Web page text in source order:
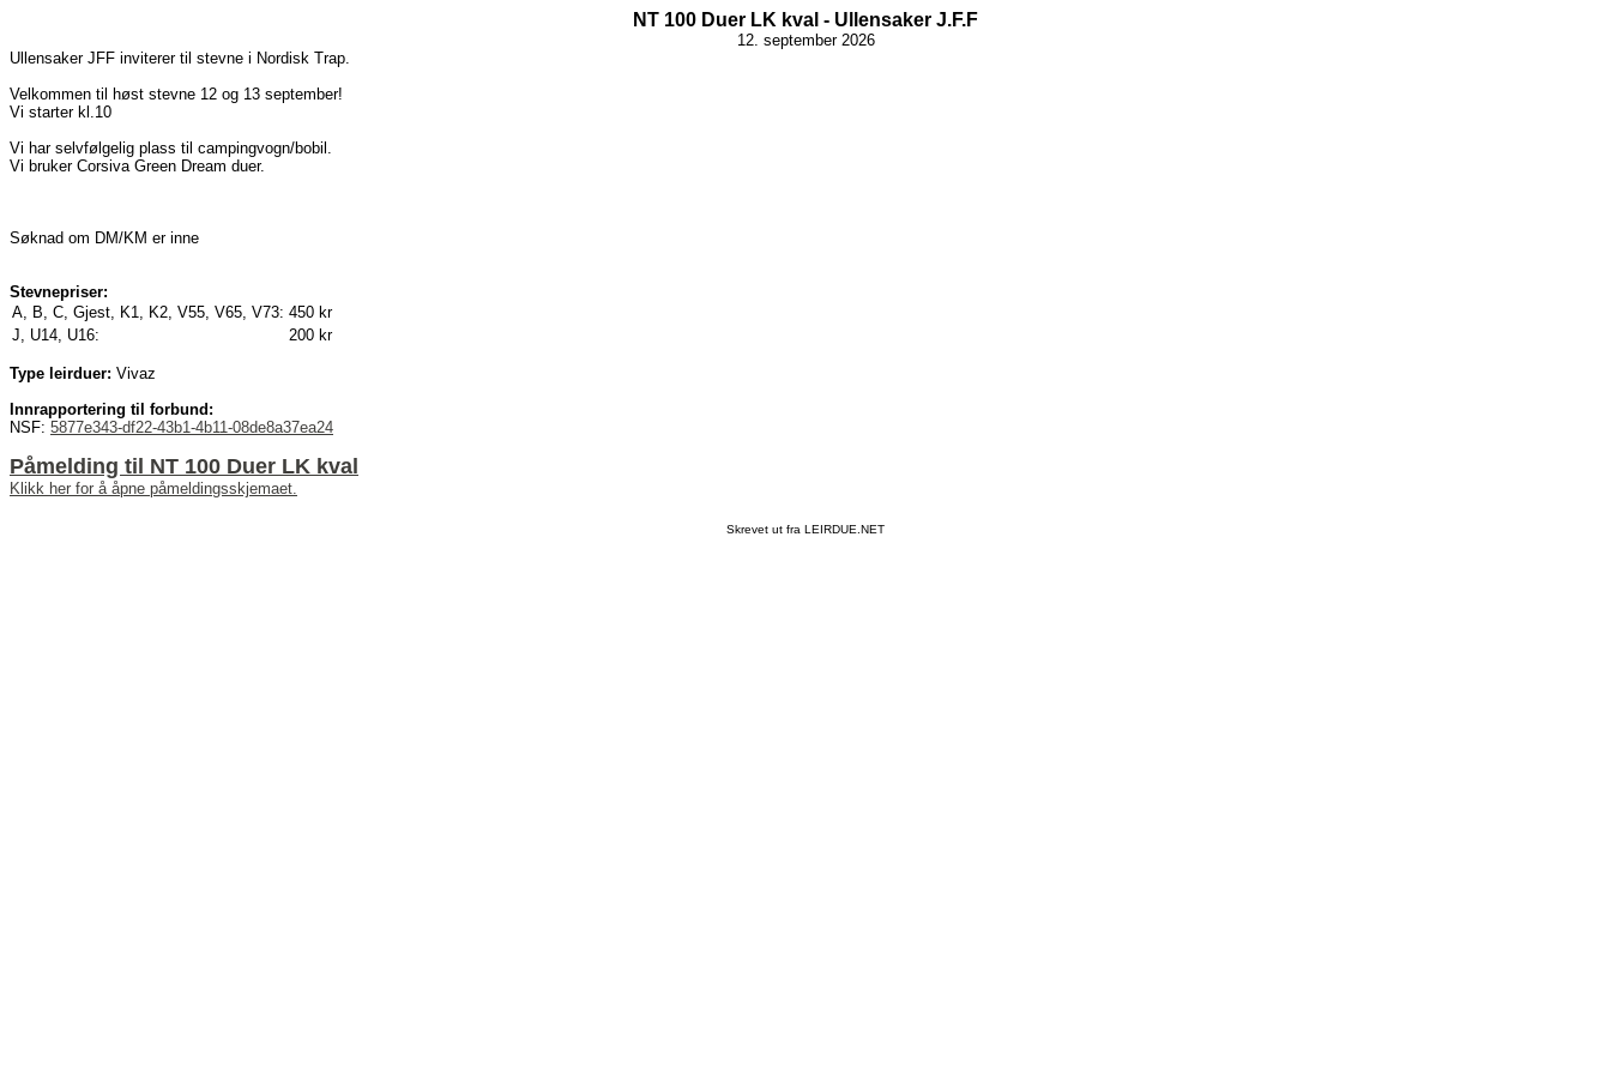
NT 100 Duer LK kval - Ullensaker J.F.F
12. september 2026
Ullensaker JFF inviterer til stevne i Nordisk Trap.
Velkommen til høst stevne 12 og 13 september!
Vi starter kl.10
Vi har selvfølgelig plass til campingvogn/bobil.
Vi bruker Corsiva Green Dream duer.
Søknad om DM/KM er inne
Stevnepriser:
A, B, C, Gjest, K1, K2, V55, V65, V73: 450 kr
J, U14, U16:
200 kr
Type leirduer: Vivaz
Innrapportering til forbund:
NSF: 5877e343-df22-43b1-4b11-08de8a37ea24
Påmelding til NT 100 Duer LK kval
Klikk her for å åpne påmeldingsskjemaet.
Skrevet ut fra LEIRDUE.NET